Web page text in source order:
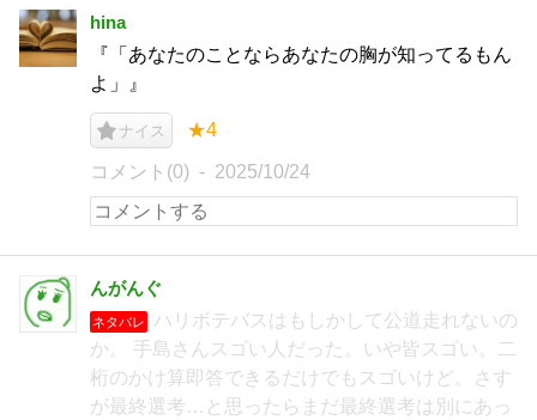
hina
『「あなたのことならあなたの胸が知ってるもん
よ」』
ナイス ★4
コメント(0) 2025/10/24
んがんぐ
ネタバレ
ハリボテバスはもしかして公道走れないの
か。 手島さんスゴい人だった。いや皆スゴい。二
桁のかけ算即答できるだけでもスゴいけど。さす
が最終選考…と思ったらまだ最終選考は別にあっ